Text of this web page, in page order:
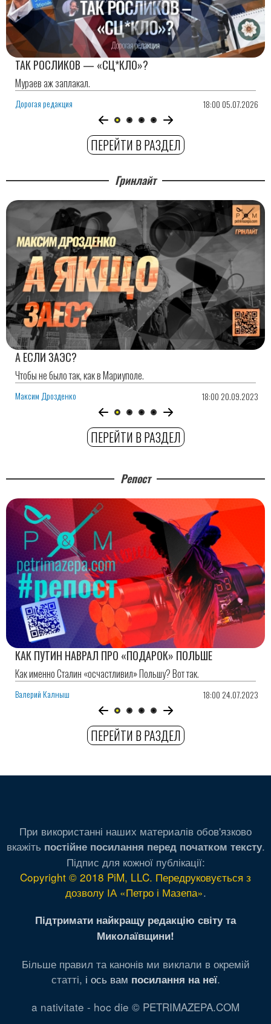
ТАК РОСЛИКОВ — «СЦ*КЛО»?
Мураев аж заплакал.
Дорогая редакция 18:00 05.07.2026
ПЕРЕЙТИ В РАЗДЕЛ
Гринлайт
А ЕСЛИ ЗАЭС?
Чтобы не было так, как в Мариуполе.
Максим Дрозденко 18:00 20.09.2023
ПЕРЕЙТИ В РАЗДЕЛ
Репост
КАК ПУТИН НАВРАЛ ПРО «ПОДАРОК» ПОЛЬШЕ
Как именно Сталин «осчастливил» Польшу? Вот так.
Валерий Калныш 18:00 24.07.2023
ПЕРЕЙТИ В РАЗДЕЛ
При використанні наших материалів обов'язково
вкажіть постійне посилання перед початком тексту.
Підпис для кожної публікації:
Copyright © 2018 PiM, LLC. Передруковується з
дозволу ІА «Петро і Мазепа».
Підтримати найкращу редакцію світу та
Миколаївщини!
Більше правил та канонів ми виклали в окремій
статті, і ось вам посилання на неї.
a nativitate - hoc die © PETRIMAZEPA.COM